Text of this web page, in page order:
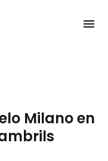
Milano en